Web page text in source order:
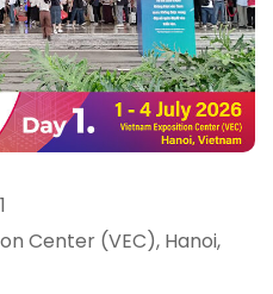
Center (VEC), Hanoi,